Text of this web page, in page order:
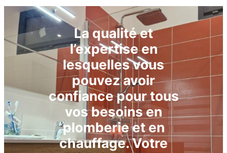
La qualité et
l’expertise en
lesquelles vous
pouvez avoir
confiance pour tous
vos besoins en
plomberie et en
chauffage. Votre